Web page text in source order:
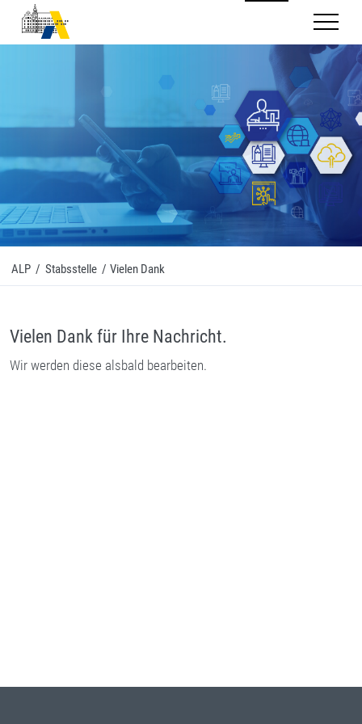
ALP / Stabsstelle / Vielen Dank
Vielen Dank für Ihre Nachricht.
Wir werden diese alsbald bearbeiten.